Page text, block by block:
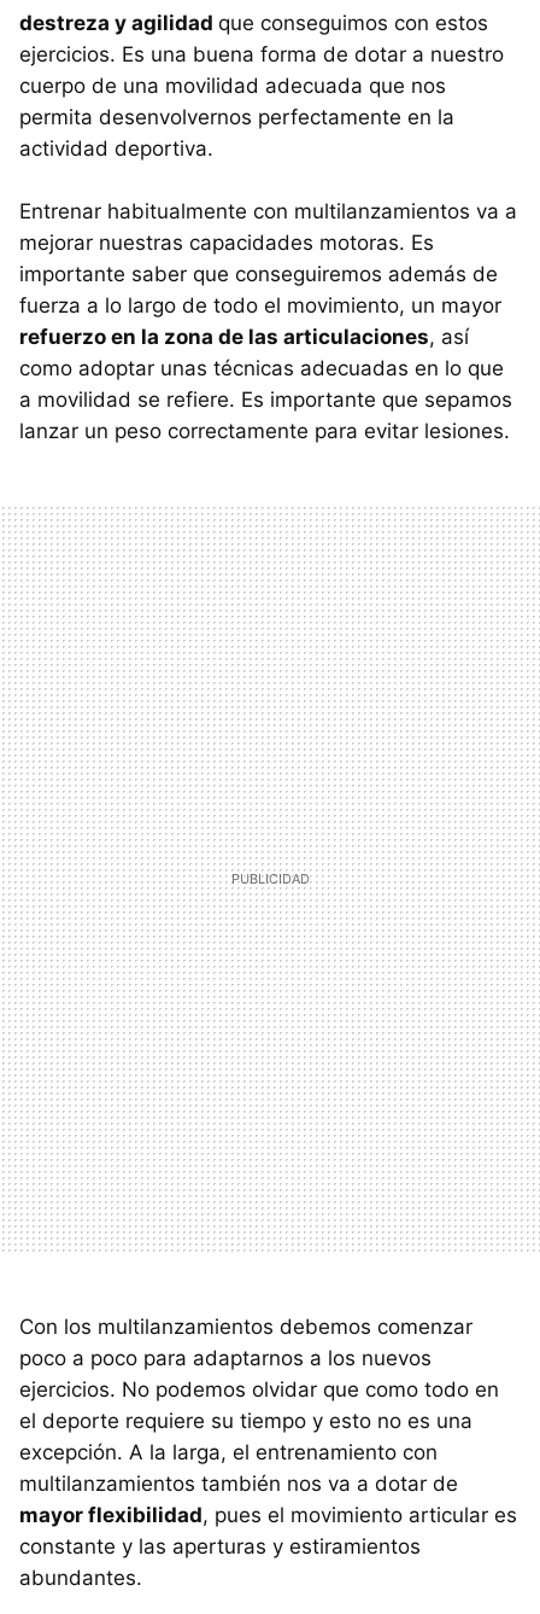
destreza y agilidad que conseguimos con estos
ejercicios. Es una buena forma de dotar a nuestro
cuerpo de una movilidad adecuada que nos
permita desenvolvernos perfectamente en la
actividad deportiva.
Entrenar habitualmente con multilanzamientos va a
mejorar nuestras capacidades motoras. Es
importante saber que conseguiremos además de
fuerza a lo largo de todo el movimiento, un mayor
refuerzo en la zona de las articulaciones, así
como adoptar unas técnicas adecuadas en lo que
a movilidad se refiere. Es importante que sepamos
lanzar un peso correctamente para evitar lesiones.
Con los multilanzamientos debemos comenzar
poco a poco para adaptarnos a los nuevos
ejercicios. No podemos olvidar que como todo en
el deporte requiere su tiempo y esto no es una
excepción. A la larga, el entrenamiento con
multilanzamientos también nos va a dotar de
mayor flexibilidad, pues el movimiento articular es
constante y las aperturas y estiramientos
abundantes.